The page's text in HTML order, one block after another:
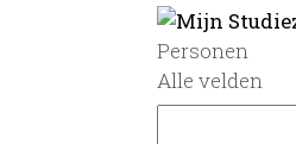
Personen
Alle velden